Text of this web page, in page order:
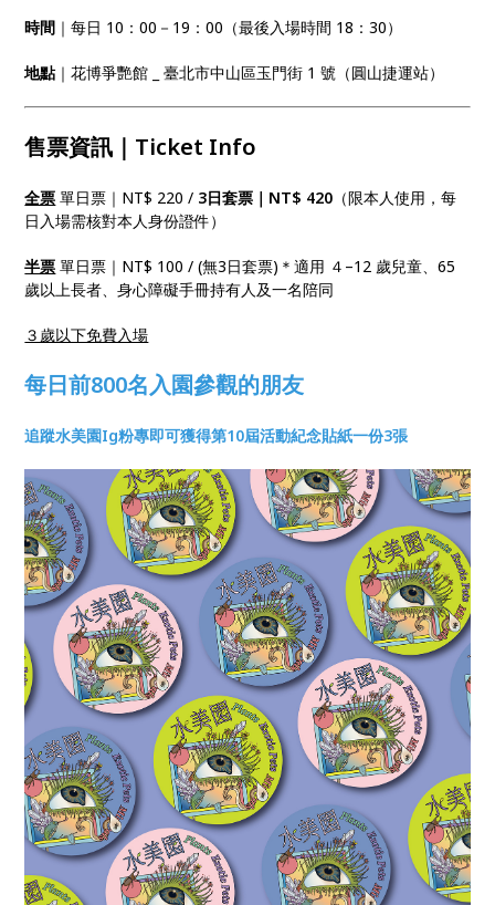
時間 ｜每日 10：00－19：00（最後入場時間 18：30）
地點｜花博爭艷館 _ 臺北市中山區玉門街 1 號（圓山捷運站）
售票資訊｜Ticket Info
全票 單日票｜NT$ 220 / 3日套票｜NT$ 420 （限本人使用，每
日入場需核對本人身份證件）
半票 單日票｜NT$ 100 / (無3日套票)＊適用 ４–12 歲兒童、65
歲以上長者、身心障礙手冊持有人及一名陪同
３歲以下免費入場
每日前800名入園參觀的朋友
追蹤水美園Ig粉專即可獲得第10屆活動紀念貼紙一份3張